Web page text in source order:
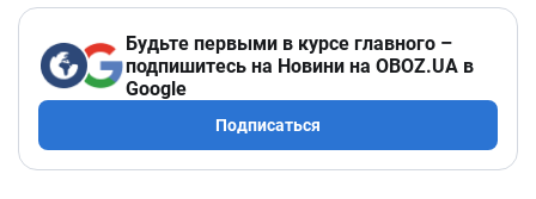
Будьте первыми в курсе главного –
подпишитесь на Новини на OBOZ.UA в
Google
Подписаться